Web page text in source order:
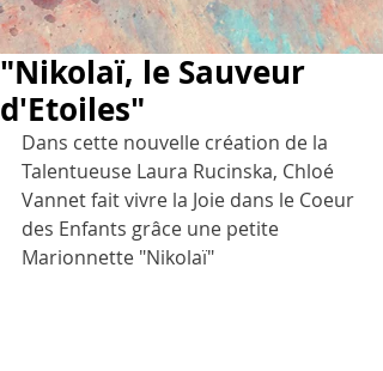
"Nikolaï, le Sauveur
d'Etoiles"
Dans cette nouvelle création de la
Talentueuse Laura Rucinska, Chloé
Vannet fait vivre la Joie dans le Coeur
des Enfants grâce une petite
Marionnette "Nikolaï"